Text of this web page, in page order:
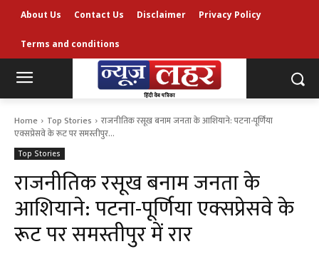
About Us Contact Us Disclaimer Privacy Policy
Terms and conditions
Home Top Stories
राजनीतिक रसूख बनाम जनता के आशियाने: पटना-पूर्णिया
एक्सप्रेसवे के रूट पर समस्तीपुर...
Top Stories
राजनीतिक रसूख बनाम जनता के
आशियाने: पटना-पूर्णिया एक्सप्रेसवे के
रूट पर समस्तीपुर में रार